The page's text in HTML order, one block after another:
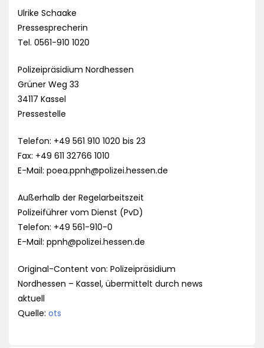
Ulrike Schaake
Pressesprecherin
Tel. 0561-910 1020
Polizeipräsidium Nordhessen
Grüner Weg 33
34117 Kassel
Pressestelle
Telefon: +49 561 910 1020 bis 23
Fax: +49 611 32766 1010
E-Mail: poea.ppnh@polizei.hessen.de
Außerhalb der Regelarbeitszeit
Polizeiführer vom Dienst (PvD)
Telefon: +49 561-910-0
E-Mail: ppnh@polizei.hessen.de
Original-Content von: Polizeipräsidium
Nordhessen – Kassel, übermittelt durch news
aktuell
Quelle: ots